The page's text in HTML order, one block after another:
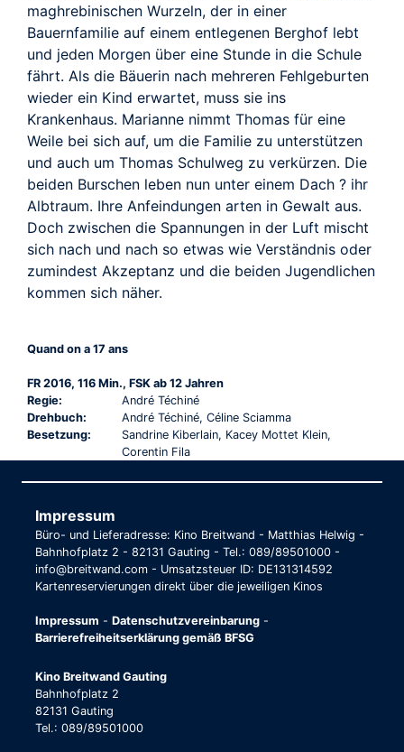
maghrebinischen Wurzeln, der in einer
Bauernfamilie auf einem entlegenen Berghof lebt
und jeden Morgen über eine Stunde in die Schule
fährt. Als die Bäuerin nach mehreren Fehlgeburten
wieder ein Kind erwartet, muss sie ins
Krankenhaus. Marianne nimmt Thomas für eine
Weile bei sich auf, um die Familie zu unterstützen
und auch um Thomas Schulweg zu verkürzen. Die
beiden Burschen leben nun unter einem Dach ? ihr
Albtraum. Ihre Anfeindungen arten in Gewalt aus.
Doch zwischen die Spannungen in der Luft mischt
sich nach und nach so etwas wie Verständnis oder
zumindest Akzeptanz und die beiden Jugendlichen
kommen sich näher.
Quand on a 17 ans
FR 2016, 116 Min., FSK ab 12 Jahren
Regie:
André Téchiné
Drehbuch:
André Téchiné, Céline Sciamma
Besetzung:
Sandrine Kiberlain, Kacey Mottet Klein,
Corentin Fila
Impressum
Büro- und Lieferadresse: Kino Breitwand - Matthias Helwig -
Bahnhofplatz 2 - 82131 Gauting - Tel.: 089/89501000 -
info@breitwand.com - Umsatzsteuer ID: DE131314592
Kartenreservierungen direkt über die jeweiligen Kinos
Impressum - Datenschutzvereinbarung -
Barrierefreiheitserklärung gemäß BFSG
Kino Breitwand Gauting
Bahnhofplatz 2
82131 Gauting
Tel.: 089/89501000